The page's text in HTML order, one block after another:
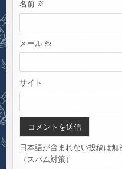
名前 ※
メール ※
サイト
日本語が含まれない投稿は無
（スパム対策）